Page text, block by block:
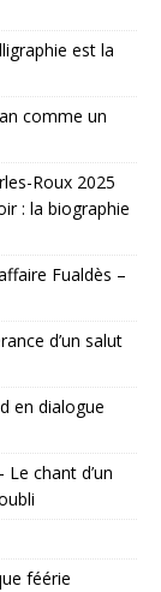
est la
comme un
Roux 2025
: la biographie
Fualdès –
d’un salut
en dialogue
chant d’un
féérie